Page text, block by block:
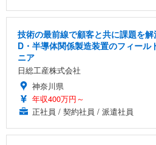
技術の最前線で顧客と共に課題を
D・半導体関係製造装置のフィール
ニア
日総工産株式会社
神奈川県
年収400万円～
正社員 / 契約社員 / 派遣社員